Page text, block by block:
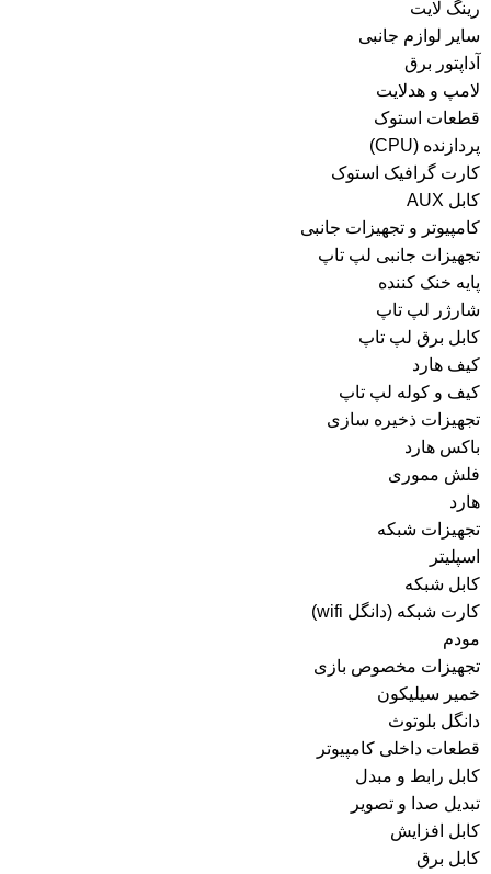
رینگ لایت
سایر لوازم جانبی
آداپتور برق
لامپ و هدلایت
قطعات استوک
پردازنده (CPU)
کارت گرافیک استوک
کابل AUX
کامپیوتر و تجهیزات جانبی
تجهیزات جانبی لپ تاپ
پایه خنک کننده
شارژر لپ تاپ
کابل برق لپ تاپ
کیف هارد
کیف و کوله لپ تاپ
تجهیزات ذخیره سازی
باکس هارد
فلش مموری
هارد
تجهیزات شبکه
اسپلیتر
کابل شبکه
کارت شبکه (دانگل wifi)
مودم
تجهیزات مخصوص بازی
خمیر سیلیکون
دانگل بلوتوث
قطعات داخلی کامپیوتر
کابل رابط و مبدل
تبدیل صدا و تصویر
کابل افزایش
کابل برق